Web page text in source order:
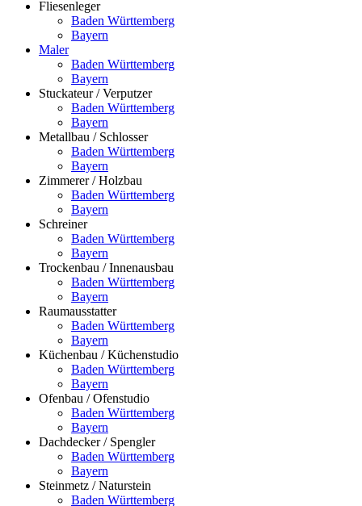
Fliesenleger
Baden Württemberg
Bayern
Maler
Baden Württemberg
Bayern
Stuckateur / Verputzer
Baden Württemberg
Bayern
Metallbau / Schlosser
Baden Württemberg
Bayern
Zimmerer / Holzbau
Baden Württemberg
Bayern
Schreiner
Baden Württemberg
Bayern
Trockenbau / Innenausbau
Baden Württemberg
Bayern
Raumausstatter
Baden Württemberg
Bayern
Küchenbau / Küchenstudio
Baden Württemberg
Bayern
Ofenbau / Ofenstudio
Baden Württemberg
Bayern
Dachdecker / Spengler
Baden Württemberg
Bayern
Steinmetz / Naturstein
Baden Württemberg